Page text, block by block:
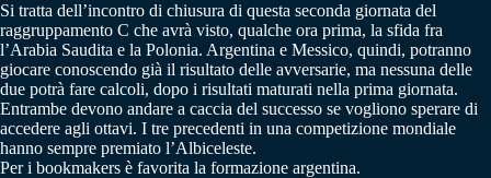
Si tratta dell’incontro di chiusura di questa seconda giornata del
raggruppamento C che avrà visto, qualche ora prima, la sfida fra
l’Arabia Saudita e la Polonia. Argentina e Messico, quindi, potranno
giocare conoscendo già il risultato delle avversarie, ma nessuna delle
due potrà fare calcoli, dopo i risultati maturati nella prima giornata.
Entrambe devono andare a caccia del successo se vogliono sperare di
accedere agli ottavi. I tre precedenti in una competizione mondiale
hanno sempre premiato l’Albiceleste.
Per i bookmakers è favorita la formazione argentina.